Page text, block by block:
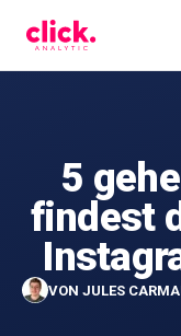
Funktionen
Kostenlose
Tools
5
findest
VON JULES